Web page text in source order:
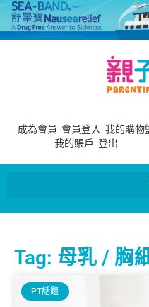
成為會員 會員登入 我的購物
我的賬戶 登出
Tag: 母乳 / 胸
PT話題